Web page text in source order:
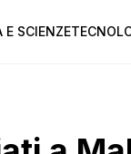
E SCIENZE